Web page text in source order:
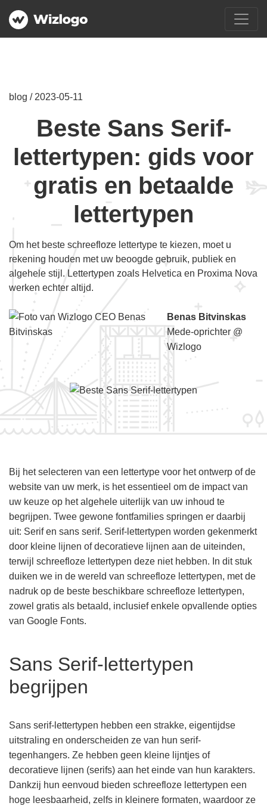
blog / 2023-05-11
Beste Sans Serif-
lettertypen: gids voor
gratis en betaalde
lettertypen
Om het beste schreefloze lettertype te kiezen, moet u
rekening houden met uw beoogde gebruik, publiek en
algehele stijl. Lettertypen zoals Helvetica en Proxima Nova
werken echter altijd.
Benas Bitvinskas
Mede-oprichter @
Wizlogo
Bij het selecteren van een lettertype voor het ontwerp of de
website van uw merk, is het essentieel om de impact van
uw keuze op het algehele uiterlijk van uw inhoud te
begrijpen. Twee gewone fontfamilies springen er daarbij
uit: Serif en sans serif. Serif-lettertypen worden gekenmerkt
door kleine lijnen of decoratieve lijnen aan de uiteinden,
terwijl schreefloze lettertypen deze niet hebben. In dit stuk
duiken we in de wereld van schreefloze lettertypen, met de
nadruk op de beste beschikbare schreefloze lettertypen,
zowel gratis als betaald, inclusief enkele opvallende opties
van Google Fonts.
Sans Serif-lettertypen
begrijpen
Sans serif-lettertypen hebben een strakke, eigentijdse
uitstraling en onderscheiden ze van hun serif-
tegenhangers. Ze hebben geen kleine lijntjes of
decoratieve lijnen (serifs) aan het einde van hun karakters.
Dankzij hun eenvoud bieden schreefloze lettertypen een
hoge leesbaarheid, zelfs in kleinere formaten, waardoor ze